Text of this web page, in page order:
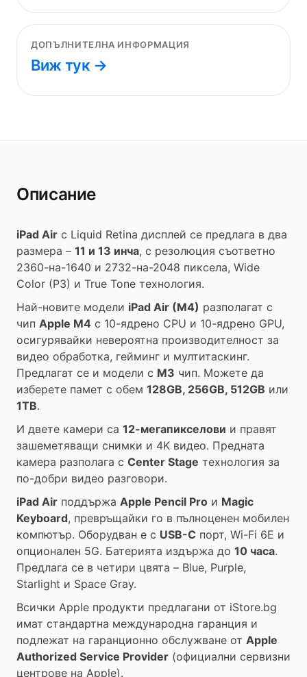
ДОПЪЛНИТЕЛНА ИНФОРМАЦИЯ
Виж тук →
Описание
iPad Air с Liquid Retina дисплей се предлага в два
размера – 11 и 13 инча, с резолюция съответно
2360-на-1640 и 2732-на-2048 пиксела, Wide
Color (P3) и True Tone технология.
Най-новите модели iPad Air (M4) разполагат с
чип Apple M4 с 10-ядрено CPU и 10-ядрено GPU,
осигурявайки невероятна производителност за
видео обработка, гейминг и мултитаскинг.
Предлагат се и модели с M3 чип. Можете да
изберете памет с обем 128GB, 256GB, 512GB или
1TB.
И двете камери са 12-мегапикселови и правят
зашеметяващи снимки и 4K видео. Предната
камера разполага с Center Stage технология за
по-добри видео разговори.
iPad Air поддържа Apple Pencil Pro и Magic
Keyboard, превръщайки го в пълноценен мобилен
компютър. Оборудван е с USB-C порт, Wi-Fi 6E и
опционален 5G. Батерията издържа до 10 часа.
Предлага се в четири цвята – Blue, Purple,
Starlight и Space Gray.
Всички Apple продукти предлагани от iStore.bg
имат стандартна международна гаранция и
подлежат на гаранционно обслужване от Apple
Authorized Service Provider (официални сервизни
центрове на Apple).